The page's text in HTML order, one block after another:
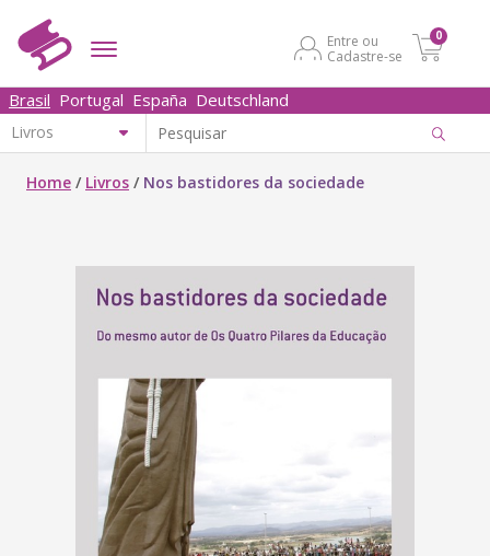
Entre ou
Cadastre-se
0
Brasil Portugal España Deutschland
Home / Livros / Nos bastidores da sociedade